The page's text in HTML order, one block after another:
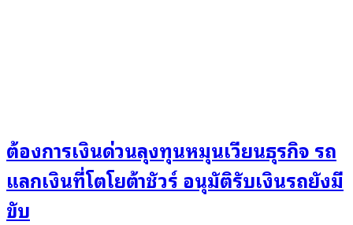
ต้องการเงินด่วนลุงทุนหมุนเวียนธุรกิจ รถ
แลกเงินที่โตโยต้าชัวร์ อนุมัติรับเงินรถยังมี
ขับ